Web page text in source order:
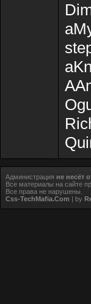
Администрация не несёт
Все материалы на сайте
Все права не нарушены.
Css-TechMafia.Com | by